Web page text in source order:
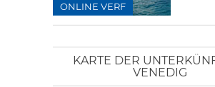
ONLINE VERF
KARTE DER
VENEDIG